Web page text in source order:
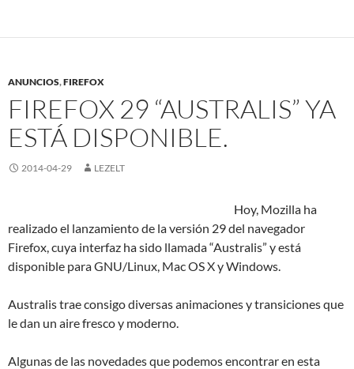
ANUNCIOS,FIREFOX
FIREFOX 29 “AUSTRALIS” YA
ESTÁ DISPONIBLE.
2014-04-29 LEZELT
Hoy, Mozilla ha
realizado el lanzamiento de la versión 29 del navegador
Firefox, cuya interfaz ha sido llamada “Australis” y está
disponible para GNU/Linux, Mac OS X y Windows.
Australis trae consigo diversas animaciones y transiciones que
le dan un aire fresco y moderno.
Algunas de las novedades que podemos encontrar en esta